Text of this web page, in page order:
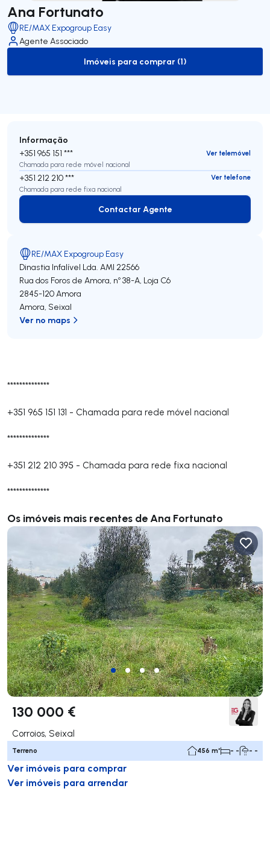
Ana Fortunato
RE/MAX Expogroup Easy
Agente Associado
to-buy-listing
Imóveis para comprar (1)
**************
+351 965 151 131 - Chamada para rede móvel nacional
**************
+351 212 210 395 - Chamada para rede fixa nacional
**************
Os imóveis mais recentes de Ana Fortunato
130 000 €
Corroios, Seixal
Terreno 456 m² - - - -
Ver imóveis para comprar
Ver imóveis para arrendar
Informação
+351 965 151 ***
Ver telemóvel
Chamada para rede móvel nacional
+351 212 210 ***
Ver telefone
Chamada para rede fixa nacional
Contactar Agente
Contactar Agente
RE/MAX Expogroup Easy
Dinastia Infalível Lda. AMI 22566
Rua dos Foros de Amora, nº 38-A, Loja C6
2845-120Amora
Amora, Seixal
Ver no maps